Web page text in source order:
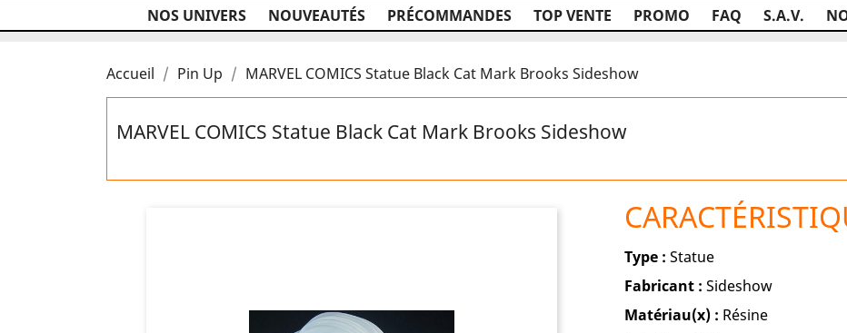
NOS UNIVERS NOUVEAUTÉS PRÉCOMMANDES TOP VENTE PROMO FAQ S.A.V.
Accueil Pin Up MARVEL COMICS Statue Black Cat Mark Brooks Sideshow
MARVEL COMICS Statue Black Cat Mark Brooks Sideshow
Type : Statue
Fabricant : Sideshow
Matériau(x) : Résine